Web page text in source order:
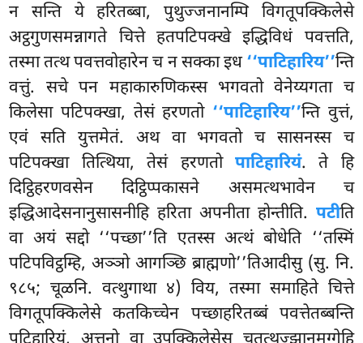
न सन्ति ये हरितब्बा, पुथुज्जनानम्पि विगतूपक्किलेसे
अट्ठगुणसमन्नागते चित्ते हतपटिपक्खे इद्धिविधं पवत्तति,
तस्मा तत्थ पवत्तवोहारेन च न सक्का इध‘‘पाटिहारिय’’न्ति
वत्तुं. सचे पन महाकारुणिकस्स भगवतो वेनेय्यगता च
किलेसा पटिपक्खा, तेसं हरणतो ‘‘पाटिहारिय’’न्ति वुत्तं,
एवं सति युत्तमेतं. अथ वा भगवतो च सासनस्स च
पटिपक्खा तित्थिया, तेसं हरणतो पाटिहारियं. ते हि
दिट्ठिहरणवसेन दिट्ठिप्पकासने असमत्थभावेन च
इद्धिआदेसनानुसासनीहि हरिता अपनीता होन्तीति. पटीति
वा अयं सद्दो ‘‘पच्छा’’ति एतस्स अत्थं बोधेति ‘‘तस्मिं
पटिपविट्ठम्हि, अञ्ञो आगञ्छि ब्राह्मणो’’तिआदीसु (सु. नि.
९८५; चूळनि. वत्थुगाथा ४) विय, तस्मा समाहिते चित्ते
विगतूपक्किलेसे कतकिच्चेन पच्छाहरितब्बं पवत्तेतब्बन्ति